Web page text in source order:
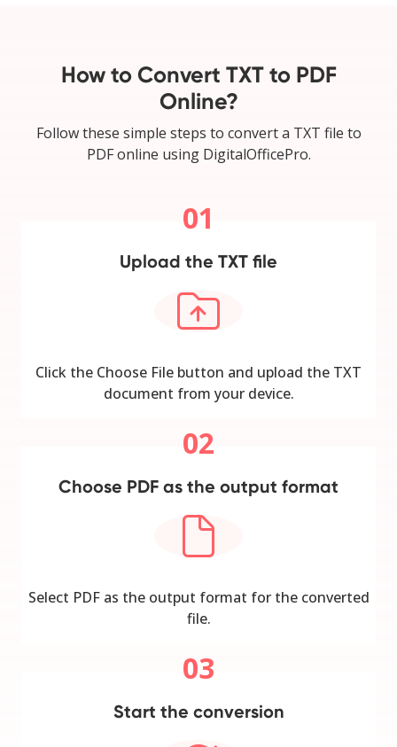
How to Convert TXT to PDF
Online?
Follow these simple steps to convert a TXT file to
PDF online using DigitalOfficePro.
01
Upload the TXT file
Click the Choose File button and upload the TXT
document from your device.
02
Choose PDF as the output format
Select PDF as the output format for the converted
file.
03
Start the conversion